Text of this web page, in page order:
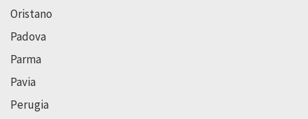
Oristano
Padova
Parma
Pavia
Perugia